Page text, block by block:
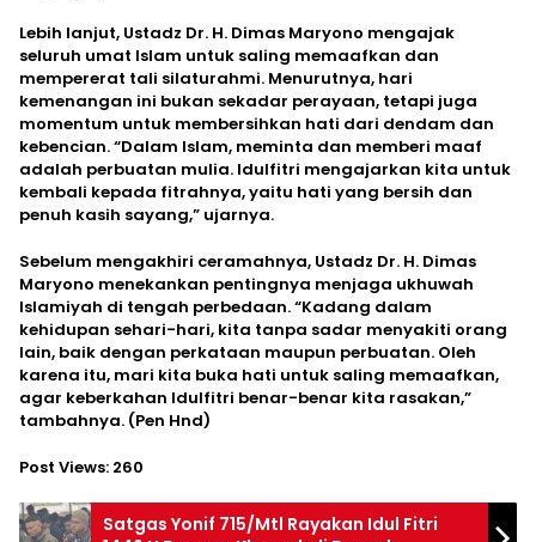
Lebih lanjut, Ustadz Dr. H. Dimas Maryono mengajak
seluruh umat Islam untuk saling memaafkan dan
mempererat tali silaturahmi. Menurutnya, hari
kemenangan ini bukan sekadar perayaan, tetapi juga
momentum untuk membersihkan hati dari dendam dan
kebencian. “Dalam Islam, meminta dan memberi maaf
adalah perbuatan mulia. Idulfitri mengajarkan kita untuk
kembali kepada fitrahnya, yaitu hati yang bersih dan
penuh kasih sayang,” ujarnya.
Sebelum mengakhiri ceramahnya, Ustadz Dr. H. Dimas
Maryono menekankan pentingnya menjaga ukhuwah
Islamiyah di tengah perbedaan. “Kadang dalam
kehidupan sehari-hari, kita tanpa sadar menyakiti orang
lain, baik dengan perkataan maupun perbuatan. Oleh
karena itu, mari kita buka hati untuk saling memaafkan,
agar keberkahan Idulfitri benar-benar kita rasakan,”
tambahnya. (Pen Hnd)
Post Views: 260
Satgas Yonif 715/Mtl Rayakan Idul Fitri